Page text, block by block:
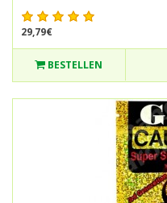
29,79€
BESTELLEN